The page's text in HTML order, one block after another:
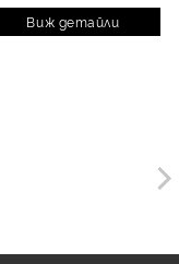
Виж детайли